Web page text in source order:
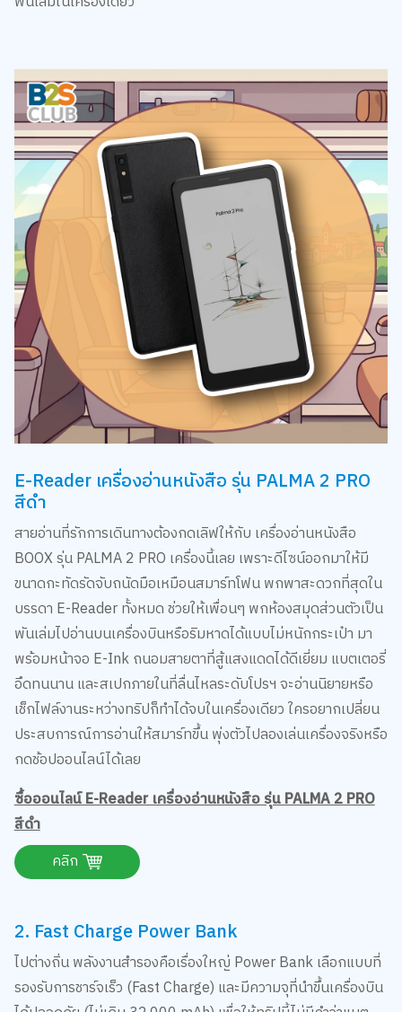
E-Reader เครื่องอ่านหนังสือ รุ่น PALMA 2 PRO
สีดำ
สายอ่านที่รักการเดินทางต้องกดเลิฟให้กับ เครื่องอ่านหนังสือ
BOOX รุ่น PALMA 2 PRO เครื่องนี้เลย เพราะดีไซน์ออกมาให้มี
ขนาดกะทัดรัดจับถนัดมือเหมือนสมาร์ทโฟน พกพาสะดวกที่สุดใน
บรรดา E-Reader ทั้งหมด ช่วยให้เพื่อนๆ พกห้องสมุดส่วนตัวเป็น
พันเล่มไปอ่านบนเครื่องบินหรือริมหาดได้แบบไม่หนักกระเป๋า มา
พร้อมหน้าจอ E-Ink ถนอมสายตาที่สู้แสงแดดได้ดีเยี่ยม แบตเตอรี่
อึดทนนาน และสเปกภายในที่ลื่นไหลระดับโปรฯ จะอ่านนิยายหรือ
เช็กไฟล์งานระหว่างทริปก็ทำได้จบในเครื่องเดียว ใครอยากเปลี่ยน
ประสบการณ์การอ่านให้สมาร์ทขึ้น พุ่งตัวไปลองเล่นเครื่องจริงหรือ
กดช้อปออนไลน์ได้เลย
ซื้อออนไลน์ E-Reader เครื่องอ่านหนังสือ รุ่น PALMA 2 PRO
สีดำ
คลิก
2. Fast Charge Power Bank
ไปต่างถิ่น พลังงานสำรองคือเรื่องใหญ่ Power Bank เลือกแบบที่
รองรับการชาร์จเร็ว (Fast Charge) และมีความจุที่นำขึ้นเครื่องบิน
ได้ปลอดภัย (ไม่เกิน 32,000 mAh) เพื่อให้ทริปนี้ไม่มีคำว่าแบต